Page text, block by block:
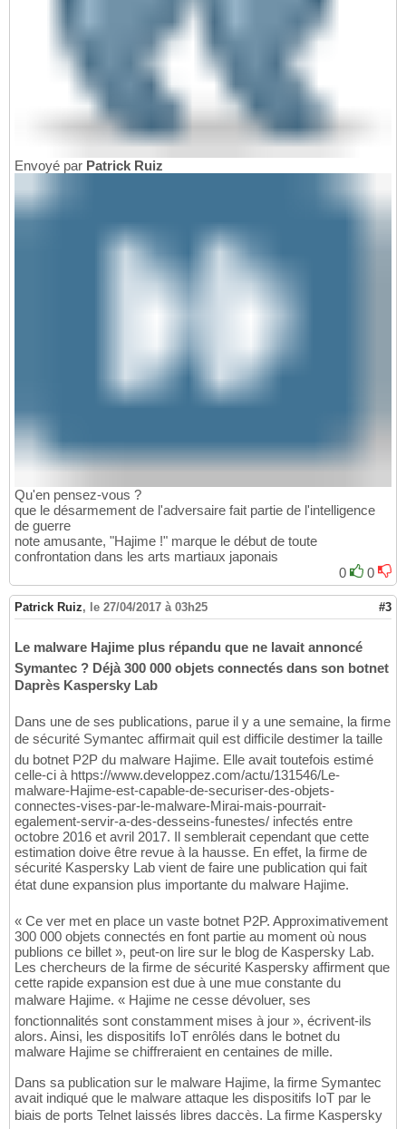
Envoyé par Patrick Ruiz
Qu'en pensez-vous ?
que le désarmement de l'adversaire fait partie de l'intelligence
de guerre
note amusante, "Hajime !" marque le début de toute
confrontation dans les arts martiaux japonais
0
0
Patrick Ruiz, le 27/04/2017 à 03h25 #3
Le malware Hajime plus répandu que ne lavait annoncé
Symantec ? Déjà 300 000 objets connectés dans son botnet
Daprès Kaspersky Lab
Dans une de ses publications, parue il y a une semaine, la firme
de sécurité Symantec affirmait quil est difficile destimer la taille
du botnet P2P du malware Hajime. Elle avait toutefois estimé
celle-ci à https://www.developpez.com/actu/131546/Le-
malware-Hajime-est-capable-de-securiser-des-objets-
connectes-vises-par-le-malware-Mirai-mais-pourrait-
egalement-servir-a-des-desseins-funestes/ infectés entre
octobre 2016 et avril 2017. Il semblerait cependant que cette
estimation doive être revue à la hausse. En effet, la firme de
sécurité Kaspersky Lab vient de faire une publication qui fait
état dune expansion plus importante du malware Hajime.
« Ce ver met en place un vaste botnet P2P. Approximativement
300 000 objets connectés en font partie au moment où nous
publions ce billet », peut-on lire sur le blog de Kaspersky Lab.
Les chercheurs de la firme de sécurité Kaspersky affirment que
cette rapide expansion est due à une mue constante du
malware Hajime. « Hajime ne cesse dévoluer, ses
fonctionnalités sont constamment mises à jour », écrivent-ils
alors. Ainsi, les dispositifs IoT enrôlés dans le botnet du
malware Hajime se chiffreraient en centaines de mille.
Dans sa publication sur le malware Hajime, la firme Symantec
avait indiqué que le malware attaque les dispositifs IoT par le
biais de ports Telnet laissés libres daccès. La firme Kaspersky